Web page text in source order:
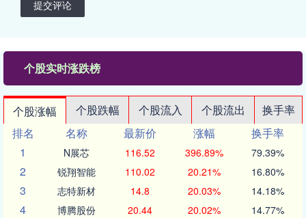
提交评论
个股实时涨跌榜
个股涨幅 个股跌幅 个股流入 个股流出
换手率
排名
名称 最新价 涨幅
换手率
1
N展芯 116.52 396.89% 79.39%
2 锐翔智能 110.02 20.21% 16.80%
3 志特新材 14.8 20.03% 14.18%
4 博腾股份 20.44 20.02% 14.77%